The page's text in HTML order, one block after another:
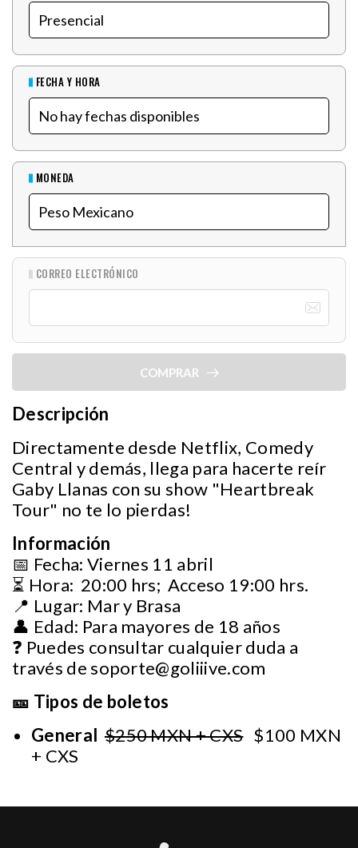
FECHA Y HORA
MONEDA
CORREO ELECTRÓNICO
COMPRAR
Descripción
Directamente desde Netflix, Comedy
Central y demás, llega para hacerte reír
Gaby Llanas con su show "Heartbreak
Tour" no te lo pierdas!
Información
📅 Fecha: Viernes 11 abril
⏳ Hora: 20:00 hrs; Acceso 19:00 hrs.
📍 Lugar: Mar y Brasa
👤 Edad: Para mayores de 18 años
❓ Puedes consultar cualquier duda a
través desoporte@goliiive.com
🎫 Tipos de boletos
General$250 MXN + CXS$100 MXN
+ CXS